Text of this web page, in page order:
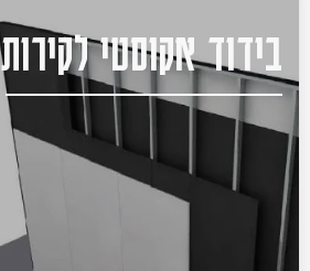
בידוד אקוסטי לקירות